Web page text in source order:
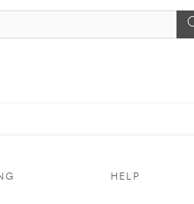
HELP